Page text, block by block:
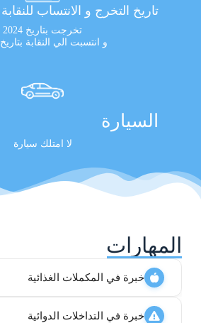
تاريخ التخرج و الانتساب للنقابة
تخرجت بتاريخ 2024
و انتسبت الي النقابة بتاريخ 2025
السيارة
لا امتلك سيارة
المهارات
خبرة في المكملات الغذائية
خبرة في التداخلات الدوائية